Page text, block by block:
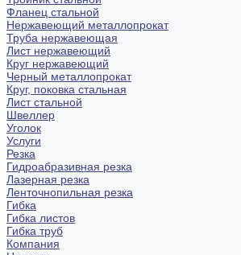
Фланец стальной
Нержавеющий металлопрокат
Труба нержавеющая
Лист нержавеющий
Круг нержавеющий
Черный металлопрокат
Круг, поковка стальная
Лист стальной
Швеллер
Уголок
Услуги
Резка
Гидроабразивная резка
Лазерная резка
Ленточнопильная резка
Гибка
Гибка листов
Гибка труб
Компания